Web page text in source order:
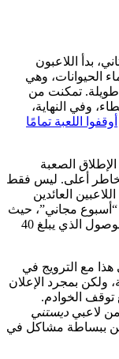
بدأ اللاعبون
الحيوانات، وهي
طويلة. تمكنت من
وفي النهاية،
أوقفوا اللعبة تمامًا
الصعبة
أعلى. ليس فقط
العائدين
“أسبوع مجاني”، حيث
يمكن للاعبين تجربة اللعبة إذا لم يدفعوا ثمن الوصول الذي يبلغ 40
مع الترويج في
ولكن بمجرد الإعلان
توقف الخوادم.
ديستني
ببساطة مشاكل في